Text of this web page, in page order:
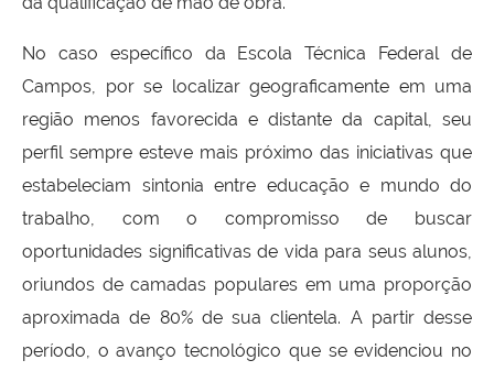
No caso específico da Escola Técnica Federal de
Campos, por se localizar geograficamente em uma
região menos favorecida e distante da capital, seu
perfil sempre esteve mais próximo das iniciativas que
estabeleciam sintonia entre educação e mundo do
trabalho, com o compromisso de buscar
oportunidades significativas de vida para seus alunos,
oriundos de camadas populares em uma proporção
aproximada de 80% de sua clientela. A partir desse
período, o avanço tecnológico que se evidenciou no